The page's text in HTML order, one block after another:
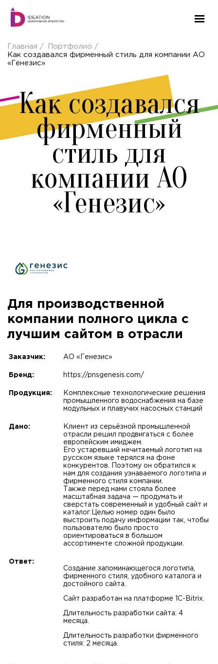
Главная
Портфолио
Как создавался фирменный стиль для компании АО
«Генезис»
Как создавался
фирменный
стиль для
компании АО
«Генезис»
Для производственной
компании полного цикла с
лучшим сайтом в отрасли
Заказчик: АО «Генезис»
Бренд: https://pnsgenesis.com/
Продукция:
Комплексные технологические решения
промышленного водоснабжения на базе
модульных и плавучих насосных станций
Дано:
Клиент из серьёзной промышленной
отрасли решил продвигаться с более
европейским имиджем.
Его устаревший нечитаемый логотип на
русском языке терялся на фоне
конкурентов. Поэтому он обратился к
нам для создания узнаваемого логотипа и
фирменного стиля компании.
Также перед нами стояла более
масштабная задача — продумать и
сверстать современный и удобный сайт и
каталог.Целью номер один было
выстроить подачу информации так, чтобы
пользователю было просто
ориентироваться в большом
ассортименте сложной продукции.
Ответ:
Создание запоминающегося логотипа,
фирменного стиля, удобного каталога и
достойного сайта.
Сайт разработан на платформе 1С-Bitrix.
Длительность разработки сайта: 4
месяца.
Длительность разработки фирменного
стиля: 2 месяца.